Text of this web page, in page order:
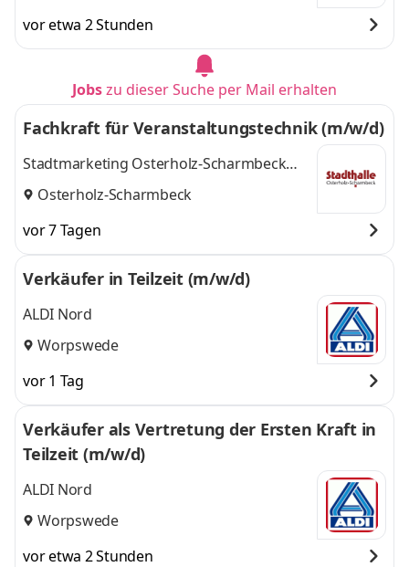
vor etwa 2 Stunden
Jobszu dieser Suche per Mail erhalten
Fachkraft für Veranstaltungstechnik (m/w/d)
Stadtmarketing Osterholz-Scharmbeck
GmbH
Osterholz-Scharmbeck
vor 7 Tagen
Verkäufer in Teilzeit (m/w/d)
ALDI Nord
Worpswede
vor 1 Tag
Verkäufer als Vertretung der Ersten Kraft in
Teilzeit (m/w/d)
ALDI Nord
Worpswede
vor etwa 2 Stunden